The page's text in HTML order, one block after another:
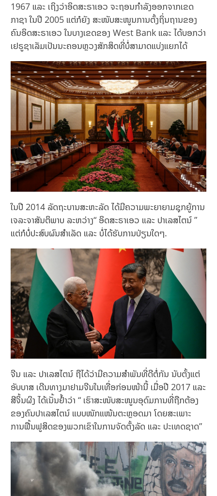
1967 ແລະ ເຖິງວ່າອິດສະຣາເອວ ຈະຖອນກໍາລັງອອກຈາກເຂດ
ກາຊາ ໃນປີ 2005 ແຕ່ກໍຍັງ ສະໜັບສະໜູນການຕັ້ງຖິ່ນຖານຂອງ
ຄົນອິດສະຣາເອວ ໃນບາງເຂດຂອງ West Bank ແລະ ໄດ້ບອກວ່າ
ເຢຣູຊາເລັມເປັນນະຄອນຫຼວງສັກສິດທີ່ບໍ່ສາມາດແບ່ງແຍກໄດ້
ໃນປີ 2014 ລັດຖະບານສະຫະລັດ ໄດ້ມີຄວາມພະຍາຍາມຊຸກຍູ້ການ
ເຈລະຈາສັນຕິພາບ ລະຫວ່າງ“ ອິດສະຣາເອວ ແລະ ປາເລສໄຕນ໌ ”
ແຕ່ກໍບໍ່ປະສົບຜົນສໍາເລັດ ແລະ ບໍ່ໄດ້ຮັບການປ່ຽນໃດໆ.
ຈີນ ແລະ ປາເລສໄຕນ໌ ຖືໄດ້ວ່າມີຄວາມສໍາພັນທີ່ດີຕໍ່ກັນ ນັບຕັ້ງແຕ່
ອັບບາສ ເດີນທາງມາຢາມຈີນໃນເທື່ອກ່ອນໜ້ານີ້ ເມື່ອປີ 2017 ແລະ
ສີຈິ້ນຜິງ ໄດ້ເນັ້ນຢ້ຳວ່າ “ ເຮົາສະໜັບສະໜູນອຸດົມການທີ່ຖືກຕ້ອງ
ຂອງຄົນປາເລສໄຕນ໌ ແບບໜັກແໜ້ນຕະຫຼອດມາ ໂດຍສະເພາະ
ການຟື້ນຟູສິດຂອງພວກເຂົາໃນການຈັດຕັ້ງລັດ ແລະ ປະເທດຊາດ”